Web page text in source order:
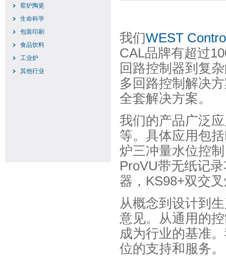
窑炉陶瓷
生命科学
包装印刷
食品饮料
工业炉
其他行业
我们WEST
CAL品牌有超过
回路控制器到复
多回路控制解决
全套解决方案。
我们的产品广泛
等。具体应用包
炉三冲量水位控
ProVU带无纸记
器，KS98+双交
从概念到设计到
意见。从通用的
成为行业的基准
位的支持和服务。